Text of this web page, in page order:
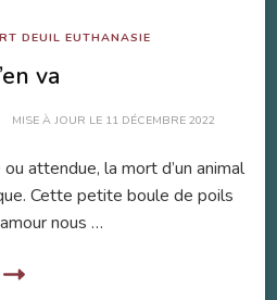
DEUIL EUTHANASIE
va
MISE À JOUR LE 11 DÉCEMBRE 2022
attendue, la mort d’un animal
Cette petite boule de poils
nous …